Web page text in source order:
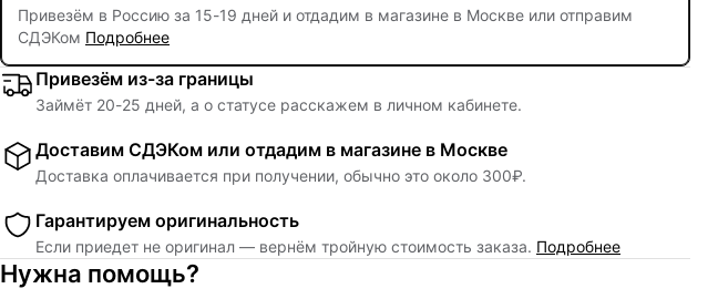
Привезём в Россию за 15-19 дней и отдадим в магазине в Москве или отправим
СДЭКом Подробнее
Привезём из-за границы
Займёт 20-25 дней, а о статусе расскажем в личном кабинете.
Доставим СДЭКом или отдадим в магазине в Москве
Доставка оплачивается при получении, обычно это около 300₽.
Гарантируем оригинальность
Если приедет не оригинал — вернём тройную стоимость заказа. Подробнее
Нужна помощь?